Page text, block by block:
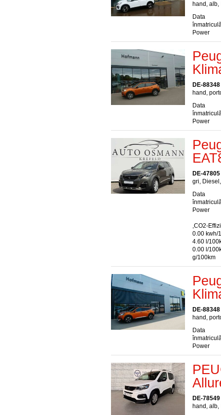
hand,
Data
Power
DE-
hand,
Data
Power
DE-
gri,
Data
Power
,CO2-
0.00 kwh/
4.60 l/
0.00 l/
g/100km
DE-
hand,
Data
Power
DE-
hand,